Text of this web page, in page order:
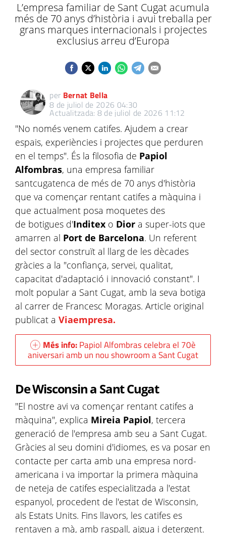
L’empresa familiar de Sant Cugat acumula
més de 70 anys d’història i avui treballa per
grans marques internacionals i projectes
exclusius arreu d’Europa
per Bernat Bella
8 de juliol de 2026 04:30
Actualitzada: 8 de juliol de 2026 11:12
"No només venem catifes. Ajudem a crear
espais, experiències i projectes que perduren
en el temps". És la filosofia de Papiol
Alfombras, una empresa familiar
santcugatenca de més de 70 anys d'història
que va començar rentant catifes a màquina i
que actualment posa moquetes des
de botigues d'Inditex o Dior a super-iots que
amarren al Port de Barcelona. Un referent
del sector construït al llarg de les dècades
gràcies a la "confiança, servei, qualitat,
capacitat d'adaptació i innovació constant". I
molt popular a Sant Cugat, amb la seva botiga
al carrer de Francesc Moragas. Article original
publicat a Viaempresa.
Més info:Papiol Alfombras celebra el 70è
aniversari amb un nou showroom a Sant Cugat
De Wisconsin a Sant Cugat
"El nostre avi va començar rentant catifes a
màquina", explica Mireia Papiol, tercera
generació de l'empresa amb seu a Sant Cugat.
Gràcies al seu domini d'idiomes, es va posar en
contacte per carta amb una empresa nord-
americana i va importar la primera màquina
de neteja de catifes especialitzada a l'estat
espanyol, procedent de l'estat de Wisconsin,
als Estats Units. Fins llavors, les catifes es
rentaven a mà, amb raspall, aigua i detergent.